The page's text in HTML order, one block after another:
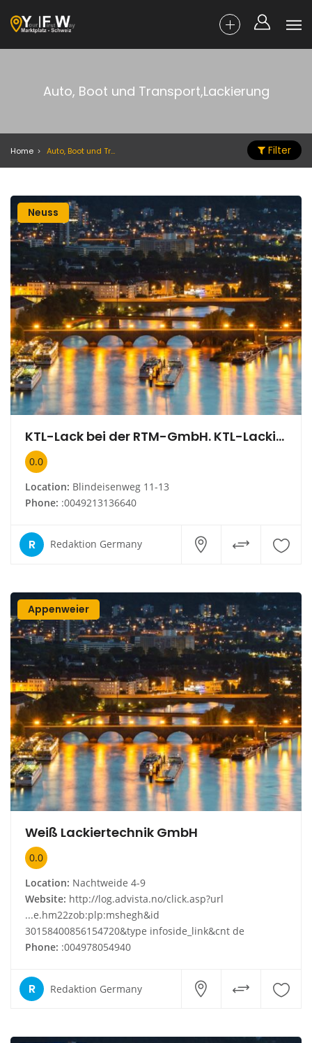
Auto, Boot und Transport,Lackierung
Home Auto, Boot und Transport,Lackierung Filter
Neuss
KTL-Lack bei der RTM-GmbH. KTL-Lackierung
0.0
Location: Blindeisenweg 11-13
Phone: :0049213136640
R Redaktion Germany
Appenweier
Weiß Lackiertechnik GmbH
0.0
Location: Nachtweide 4-9
Website: http://log.advista.no/click.asp?url
...e.hm22zob:plp:mshegh&id
30158400856154720&type infoside_link&cnt de
Phone: :004978054940
R Redaktion Germany